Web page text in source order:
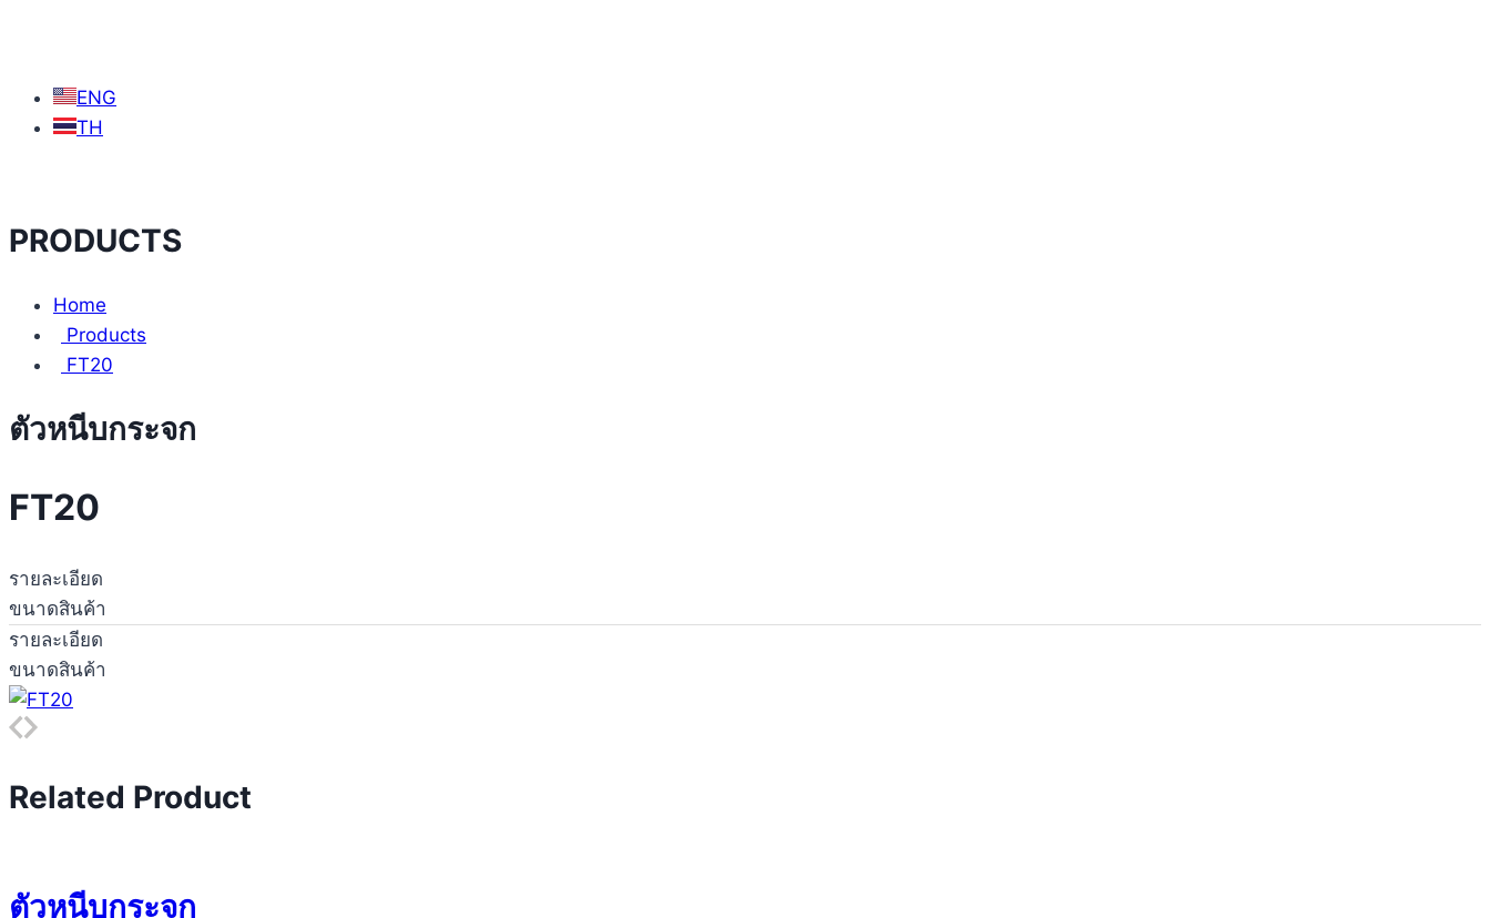
ENG
TH
PRODUCTS
Home
Products
FT20
ตัวหนีบกระจก
FT20
รายละเอียด
ขนาดสินค้า
รายละเอียด
ขนาดสินค้า
Related Product
ตัวหนีบกระจก